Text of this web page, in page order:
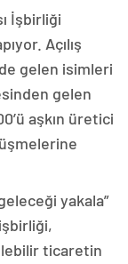
İşbirliği
Açılış
gelen isimleri
gelen
aşkın üretici
yakala”
ticaretin